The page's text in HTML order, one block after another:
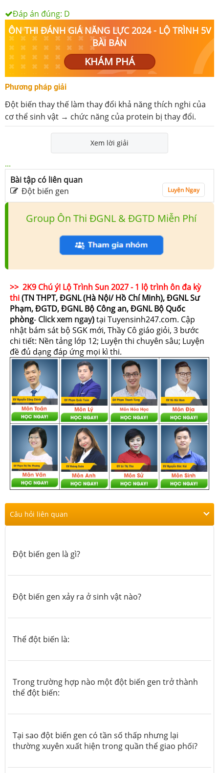
Đáp án đúng: D
ÔN THI ĐÁNH GIÁ NĂNG LỰC 2024 - LỘ TRÌNH 5V
BÀI BẢN
KHÁM PHÁ
Phương pháp giải
Đột biến thay thế làm thay đổi khả năng thích nghi của
cơ thể sinh vật → chức năng của protein bị thay đổi.
Xem lời giải
...
Bài tập có liên quan
Đột biến gen
Luyện Ngay
Group Ôn Thi ĐGNL & ĐGTD Miễn Phí
>> 2K9 Chú ý! Lộ Trình Sun 2027 - 1 lộ trình ôn đa kỳ
thi(TN THPT, ĐGNL (Hà Nội/ Hồ Chí Minh), ĐGNL Sư
Phạm, ĐGTD, ĐGNL Bộ Công an, ĐGNL Bộ Quốc
phòng- Click xem ngay)tại Tuyensinh247.com. Cập
nhật bám sát bộ SGK mới, Thầy Cô giáo giỏi, 3 bước
chi tiết: Nền tảng lớp 12; Luyện thi chuyên sâu; Luyện
đề đủ dạng đáp ứng mọi kì thi.
Câu hỏi liên quan
Đột biến gen là gì?
Đột biến gen xảy ra ở sinh vật nào?
Thể đột biến là:
Trong trường hợp nào một đột biến gen trở thành
thể đột biến:
Tại sao đột biến gen có tần số thấp nhưng lại
thường xuyên xuất hiện trong quần thể giao phối?